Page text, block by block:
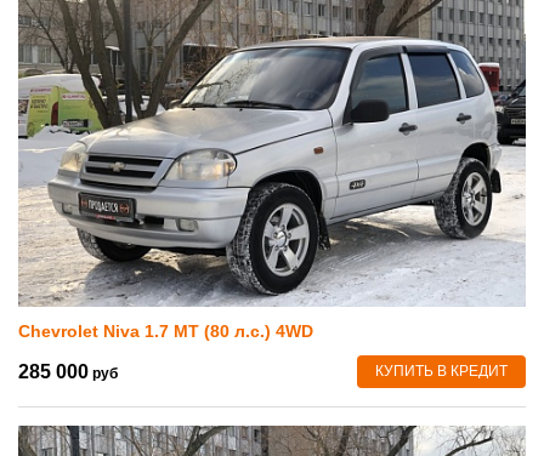
Chevrolet Niva 1.7 MT (80 л.с.) 4WD
285 000 руб КУПИТЬ В КРЕДИТ